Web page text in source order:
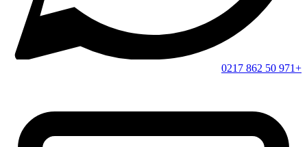
+971 50 862 0217